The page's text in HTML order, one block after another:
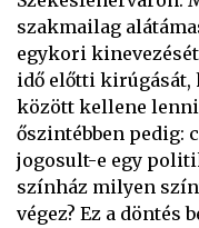
szakmailag
egykori
idő előtti kirúgását,
között kellene
őszintébben pedig:
jogosult-e egy
színház milyen
végez? Ez a döntés